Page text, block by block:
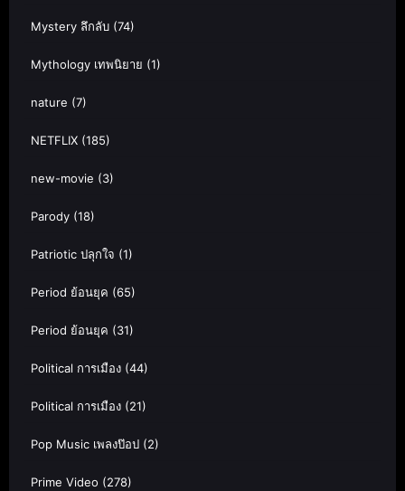
Mystery ลึกลับ (74)
Mythology เทพนิยาย (1)
nature (7)
NETFLIX (185)
new-movie (3)
Parody (18)
Patriotic ปลุกใจ (1)
Period ย้อนยุค (65)
Period ย้อนยุค (31)
Political การเมือง (44)
Political การเมือง (21)
Pop Music เพลงป๊อป (2)
Prime Video (278)